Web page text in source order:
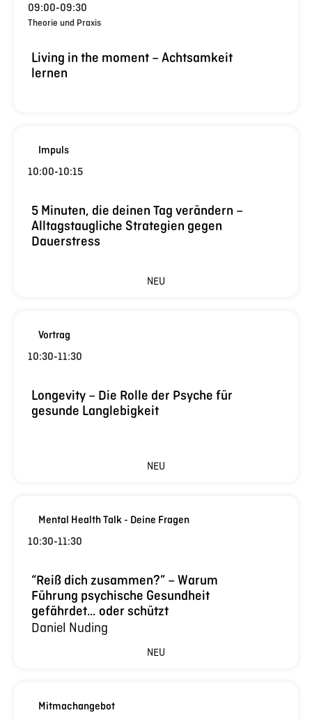
09:00-09:30
Theorie und Praxis
Living in the moment – Achtsamkeit
lernen
Impuls
10:00-10:15
5 Minuten, die deinen Tag verändern –
Alltagstaugliche Strategien gegen
Dauerstress
NEU
Vortrag
10:30-11:30
Longevity – Die Rolle der Psyche für
gesunde Langlebigkeit
NEU
Mental Health Talk - Deine Fragen
10:30-11:30
“Reiß dich zusammen?” – Warum
Führung psychische Gesundheit
gefährdet… oder schützt
Daniel Nuding
NEU
Mitmachangebot